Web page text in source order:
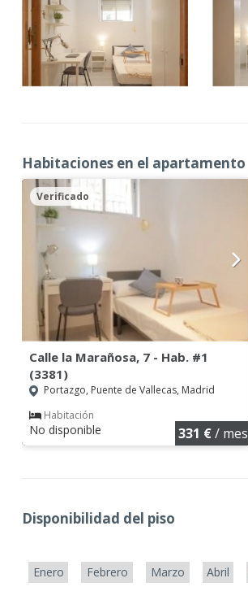
Habitaciones en el apartamento
Verificado
Calle la Marañosa, 7 - Hab. #1
(3381)
Portazgo, Puente de Vallecas, Madrid
Habitación
No disponible 331 €/ mes
Disponibilidad del piso
Enero Febrero Marzo Abril